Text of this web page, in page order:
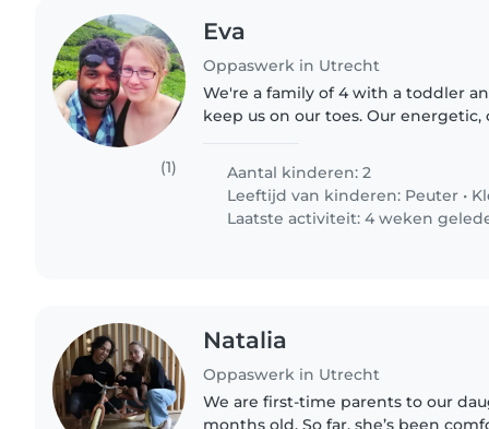
(1)
Eva
Oppaswerk in Utrecht
We're a family of 4 with a toddler
keep us on our toes. Our energetic,
their high..
Aantal kinderen: 2
Leeftijd van kinderen: Peuter •
Laatste activiteit: 4 weken
Natalia
Oppaswerk in Utrecht
We are first-time parents to our
months old. So far, she’s been